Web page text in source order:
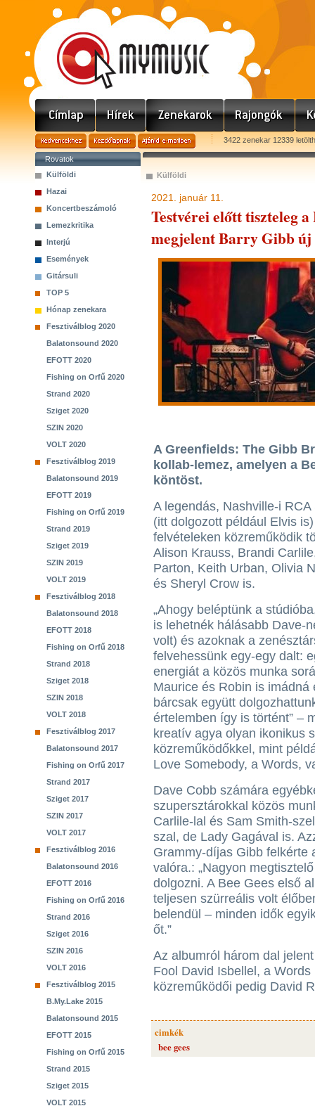
3422 zenekar 12339
Rovatok
Külföldi
Hazai
Koncertbeszámoló
Lemezkritika
Interjú
Események
Gitársuli
TOP 5
Hónap zenekara
Fesztiválblog 2020
Balatonsound 2020
EFOTT 2020
Fishing on Orfű 2020
Strand 2020
Sziget 2020
SZIN 2020
VOLT 2020
Fesztiválblog 2019
Balatonsound 2019
EFOTT 2019
Fishing on Orfű 2019
Strand 2019
Sziget 2019
SZIN 2019
VOLT 2019
Fesztiválblog 2018
Balatonsound 2018
EFOTT 2018
Fishing on Orfű 2018
Strand 2018
Sziget 2018
SZIN 2018
VOLT 2018
Fesztiválblog 2017
Balatonsound 2017
Fishing on Orfű 2017
Strand 2017
Sziget 2017
SZIN 2017
VOLT 2017
Fesztiválblog 2016
Balatonsound 2016
EFOTT 2016
Fishing on Orfű 2016
Strand 2016
Sziget 2016
SZIN 2016
VOLT 2016
Fesztiválblog 2015
B.My.Lake 2015
Balatonsound 2015
EFOTT 2015
Fishing on Orfű 2015
Strand 2015
Sziget 2015
VOLT 2015
Külföldi
2021. január 11.
Testvérei előtt tiszteleg
megjelent Barry Gibb
A Greenfields: The Gibb
kollab-lemez, amelyen a
köntöst.
A legendás, Nashville-i RCA
(itt dolgozott például Elvis
felvételeken közreműködik
Alison Krauss, Brandi
Parton, Keith Urban, Olivia
és Sheryl Crow is.
„Ahogy beléptünk a
is lehetnék hálásabb Dave-
volt) és azoknak a
felvehessünk egy-egy dalt:
energiát a közös munka
Maurice és Robin is
bárcsak együtt
értelemben így is történt” –
kreatív agya olyan ikonikus
közreműködőkkel, mint
Love Somebody, a Words,
Dave Cobb számára
szupersztárokkal közös
Carlile-lal és Sam Smith-
szal, de Lady Gagával is.
Grammy-díjas Gibb felkérte
valóra.: „Nagyon
dolgozni. A Bee Gees első
teljesen szürreális volt
belendül – minden idők
őt.”
Az albumról három dal
Fool David Isbellel, a
közreműködői pedig David
cimkék
bee gees